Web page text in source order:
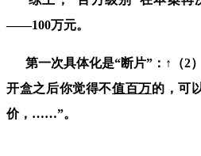
——100万元。
第一次具体化是“断片”： ↑（2）
开盒之后你觉得不值百万的，可
价， ……”。